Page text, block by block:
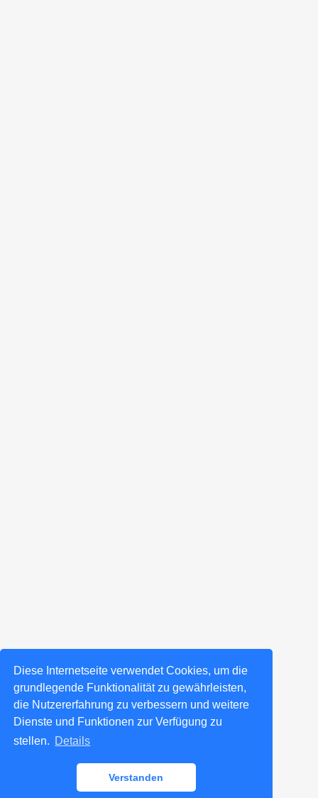
Diese Internetseite verwendet Cookies, um die
grundlegende Funktionalität zu gewährleisten,
die Nutzererfahrung zu verbessern und weitere
Dienste und Funktionen zur Verfügung zu
stellen. Details
Verstanden